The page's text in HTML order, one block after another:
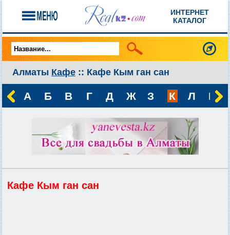
ИНТЕРНЕТ
КАТАЛОГ
Алматы Кафе :: Кафе Кым ган сан
А Б В Г Д Ж З К Л М
Кафе Кым ган сан